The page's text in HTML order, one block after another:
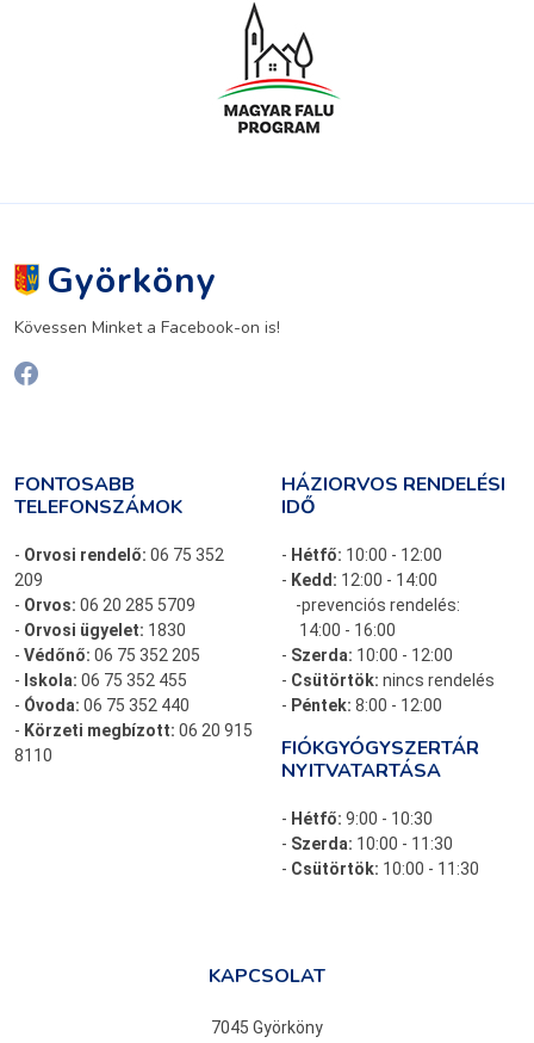
Györköny
Kövessen Minket a Facebook-on is!
FONTOSABB
TELEFONSZÁMOK
- Orvosi rendelő: 06 75 352
209
- Orvos: 06 20 285 5709
- Orvosi ügyelet: 1830
- Védőnő: 06 75 352 205
- Iskola: 06 75 352 455
- Óvoda: 06 75 352 440
- Körzeti megbízott: 06 20 915
8110
HÁZIORVOS RENDELÉSI
IDŐ
- Hétfő: 10:00 - 12:00
- Kedd: 12:00 - 14:00
-prevenciós rendelés:
14:00 - 16:00
- Szerda: 10:00 - 12:00
- Csütörtök: nincs rendelés
- Péntek: 8:00 - 12:00
FIÓKGYÓGYSZERTÁR
NYITVATARTÁSA
- Hétfő: 9:00 - 10:30
- Szerda: 10:00 - 11:30
- Csütörtök: 10:00 - 11:30
KAPCSOLAT
7045 Györköny